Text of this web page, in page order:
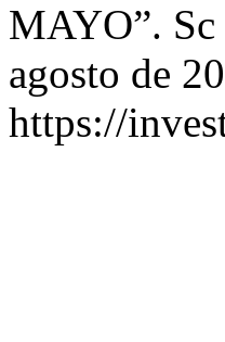
MAYO”.
agosto de
https://